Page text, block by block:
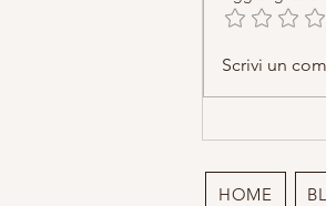
La pianta
Scrivi un
HOME